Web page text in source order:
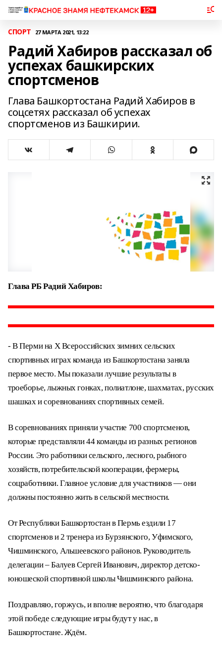
СПОРТ 27 МАРТА 2021, 13:22
Радий Хабиров рассказал об
успехах башкирских
спортсменов
Глава Башкортостана Радий Хабиров в
соцсетях рассказал об успехах
спортсменов из Башкирии.
Глава РБ Радий Хабиров:
- В Перми на X Всероссийских зимних сельских
спортивных играх команда из Башкортостана заняла
первое место. Мы показали лучшие результаты в
троеборье, лыжных гонках, полиатлоне, шахматах, русских
шашках и соревнованиях спортивных семей.
В соревнованиях приняли участие 700 спортсменов,
которые представляли 44 команды из разных регионов
России. Это работники сельского, лесного, рыбного
хозяйств, потребительской кооперации, фермеры,
соцработники. Главное условие для участников — они
должны постоянно жить в сельской местности.
От Республики Башкортостан в Пермь ездили 17
спортсменов и 2 тренера из Бурзянского, Уфимского,
Чишминского, Альшеевского районов. Руководитель
делегации – Балуев Сергей Иванович, директор детско-
юношеской спортивной школы Чишминского района.
Поздравляю, горжусь, и вполне вероятно, что благодаря
этой победе следующие игры будут у нас, в
Башкортостане. Ждём.